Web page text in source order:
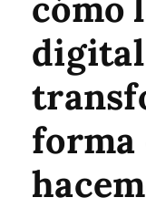
forma